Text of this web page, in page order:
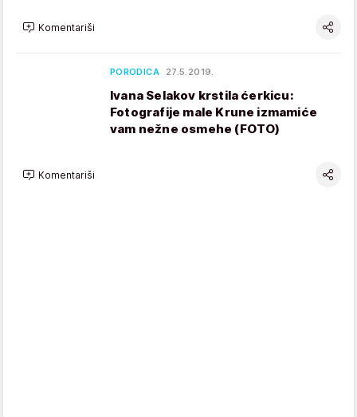
Komentariši
PORODICA 27.5.2019.
Ivana Selakov krstila ćerkicu:
Fotografije male Krune izmamiće
vam nežne osmehe (FOTO)
Komentariši